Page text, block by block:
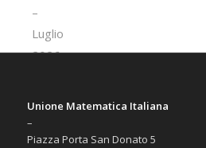
Unione Matematica Italiana
–
Piazza Porta San Donato 5